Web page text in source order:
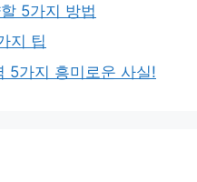
5가지 방법
지 팁
5가지 흥미로운 사실!